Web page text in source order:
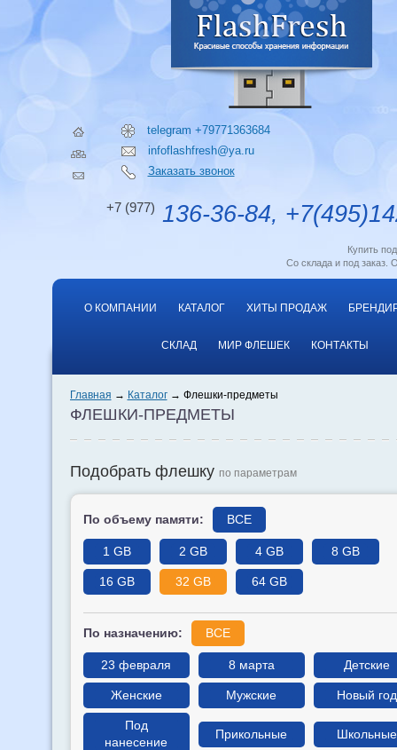
telegram +79771363684
infoflashfresh@ya.ru
Заказать звонок
+7 (977) 136-36-84,
Купить
Со склада и под заказ.
О КОМПАНИИ КАТАЛОГ ХИТЫ ПРОДАЖ
СКЛАД МИР ФЛЕШЕК КОНТАКТЫ
Главная Каталог Флешки-предметы
ФЛЕШКИ-ПРЕДМЕТЫ
Подобрать флешку по параметрам
По объему памяти: ВСЕ
1 GB 2 GB 4 GB 8 GB
16 GB 32 GB 64 GB
По назначению: ВСЕ
23 февраля 8 марта Детские
Женские Мужские Новый год
Под
нанесение
Прикольные Школьные